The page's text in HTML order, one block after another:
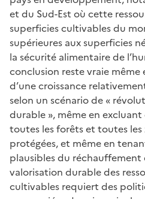
et du Sud-Est où cette
superficies cultivables du
supérieures aux superficies
la sécurité alimentaire de
conclusion reste vraie
d’une croissance
selon un scénario de «
durable », même en
toutes les forêts et toutes
protégées, et même en
plausibles du réchauffement
valorisation durable des
cultivables requiert des